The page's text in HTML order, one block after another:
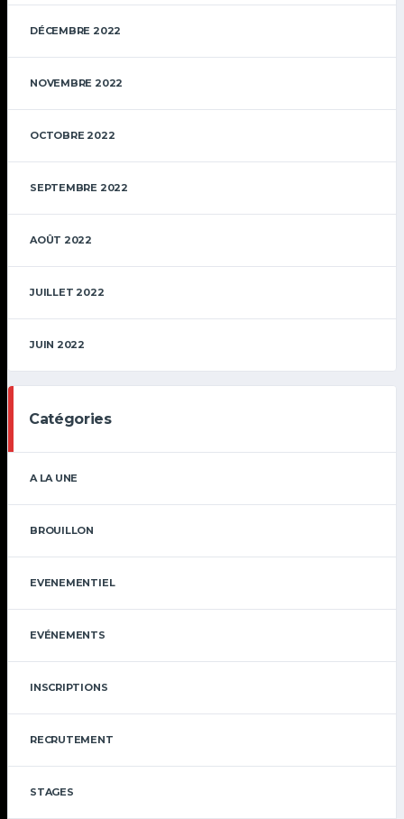
DÉCEMBRE 2022
NOVEMBRE 2022
OCTOBRE 2022
SEPTEMBRE 2022
AOÛT 2022
JUILLET 2022
JUIN 2022
Catégories
A LA UNE
BROUILLON
EVENEMENTIEL
EVÉNEMENTS
INSCRIPTIONS
RECRUTEMENT
STAGES